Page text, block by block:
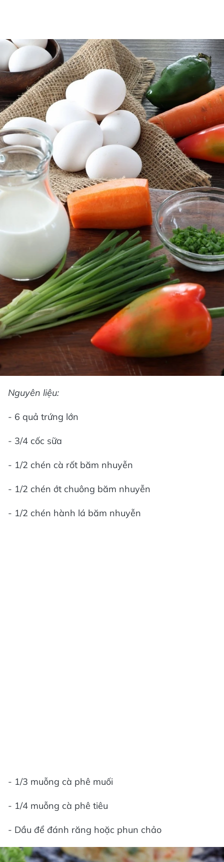
Nguyên liệu:
- 6 quả trứng lớn
- 3/4 cốc sữa
- 1/2 chén cà rốt băm nhuyễn
- 1/2 chén ớt chuông băm nhuyễn
- 1/2 chén hành lá băm nhuyễn
- 1/3 muỗng cà phê muối
- 1/4 muỗng cà phê tiêu
- Dầu để đánh răng hoặc phun chảo